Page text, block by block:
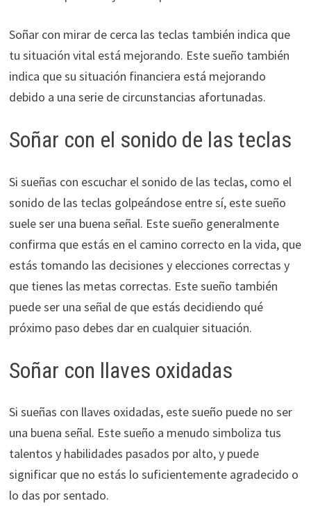
Soñar con mirar de cerca las teclas también indica que
tu situación vital está mejorando. Este sueño también
indica que su situación financiera está mejorando
debido a una serie de circunstancias afortunadas.
Soñar con el sonido de las teclas
Si sueñas con escuchar el sonido de las teclas, como el
sonido de las teclas golpeándose entre sí, este sueño
suele ser una buena señal. Este sueño generalmente
confirma que estás en el camino correcto en la vida, que
estás tomando las decisiones y elecciones correctas y
que tienes las metas correctas. Este sueño también
puede ser una señal de que estás decidiendo qué
próximo paso debes dar en cualquier situación.
Soñar con llaves oxidadas
Si sueñas con llaves oxidadas, este sueño puede no ser
una buena señal. Este sueño a menudo simboliza tus
talentos y habilidades pasados por alto, y puede
significar que no estás lo suficientemente agradecido o
lo das por sentado.